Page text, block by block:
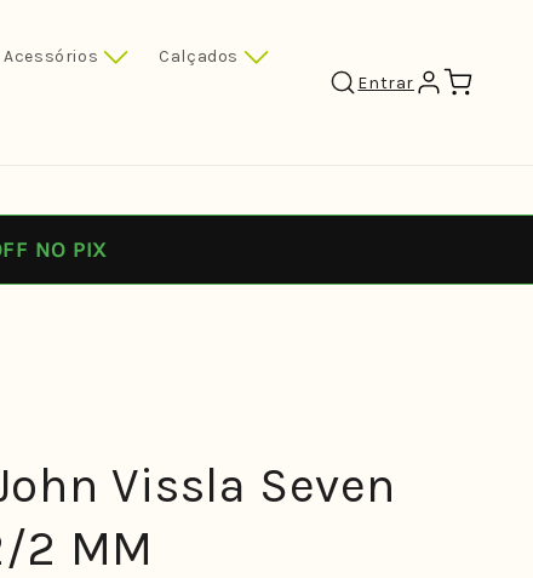
Acessórios Calçados
Entrar Carrinho
NO PIX
Vissla Seven
2 MM